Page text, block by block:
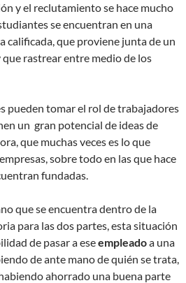
y el reclutamiento se hace mucho
se encuentran en una
calificada, que proviene junta de un
rastrear entre medio de los
pueden tomar el rol de trabajadores
un gran potencial de ideas de
que muchas veces es lo que
sobre todo en las que hace
fundadas.
que se encuentra dentro de la
para las dos partes, esta situación
de pasar a eseempleadoa una
de ante mano de quién se trata,
ahorrado una buena parte